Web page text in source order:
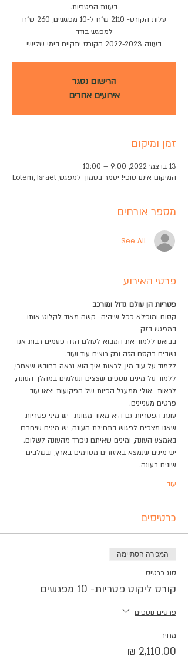
עלות הקורס- 2110 ש"ח ל-10 מפגשים, 260 ש"ח
בעונה 2022-2023 הקורס יתקיים בימי שלישי
הרישום נסגר
אירועים אחרים
זמן ומיקום
13 בדצמ׳ 2022, 9:00 – 13:00
המיקום איננו סופי! יסמר בסמוך למפגש, Lotem, Israel
מספר אורחים
See All
פרטי האירוע
פטריות הן עולם גדול ומורכב
קסום ומופלא ככל שיהיה- קשה מאוד לקלוט אותו
במפגש בזק
בבואנו ללמוד את המבוא לעולם הזה פעמים רבות אנו
נשבים בקסם הזה ורק רוצים עוד ועוד.
ללמוד על עוד מין, לראות איך הוא נראה בחודש שאחרי,
ללמוד על מינים נוספים שצצים ונעלמים במהלך העונה,
לראות- אולי ממעגל הפיות של הפקועות יצאו עוד
פרטים מעניינים.
עונת הפטריות גם היא מאוד מגוונת- יש מיני פטריות
שאנו מצפים לפגוש בתחילת העונה, יש מינים שיחברו
באמצע העונה, ומינים שאיתם ניפרד מהעונה לשלום.
יש מינים שנמצא באיזורים מסוימים בארץ, ובשלבים
שונים בעונה.
עוד
כרטיסים
המכירה הסתיימה
סוג כרטיס
קורס ליקוט פטריות- 10 מפגשים
פרטים נוספים
מחיר